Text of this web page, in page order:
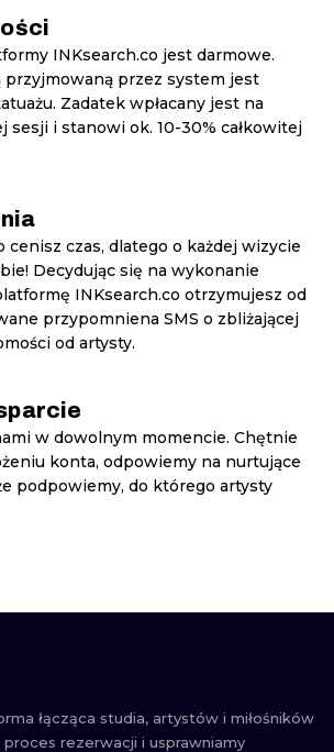
INKsearch.co jest darmowe.
przyjmowaną przez system jest
Zadatek wpłacany jest na
sesji i stanowi ok. 10-30% całkowitej
cenisz czas, dlatego o każdej wizycie
Decydując się na wykonanie
INKsearch.co otrzymujesz od
przypomniena SMS o zbliżającej
od artysty.
w dowolnym momencie. Chętnie
konta, odpowiemy na nurtujące
podpowiemy, do którego artysty
łącząca studia, artystów i miłośników
proces rezerwacji i usprawniamy